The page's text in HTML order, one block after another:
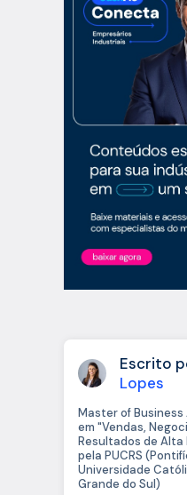
Escrito
Lopes
Master of
em "Vendas,
Resultados de Alta
pela PUCRS
Universidade
Grande do Sul)